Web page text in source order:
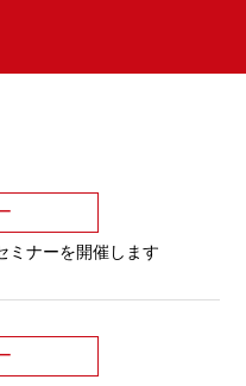
ミナーを開催します